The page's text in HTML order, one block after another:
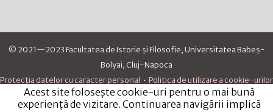
© 2021—2023 Facultatea de Istorie și Filosofie, Universitatea Babeș-
Bolyai, Cluj-Napoca
Protecția datelor cu caracter personal • Politica de utilizare a cookie-urilor
Acest site folosește cookie-uri pentru o mai bună
experiență de vizitare. Continuarea navigării implică